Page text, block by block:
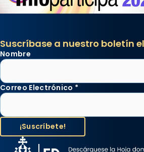
Suscríbase a nuestro boletín
Nombre
Correo Electrónico *